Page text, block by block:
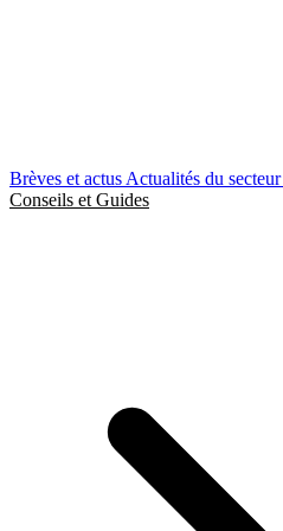
Brèves et actus Actualités du secteur
Conseils et Guides